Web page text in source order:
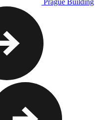
Prague Building